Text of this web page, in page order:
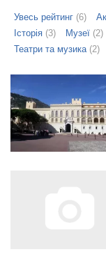
Увесь рейтинг (6)
Історія (3) Музеї (2)
Театри та музика(2)